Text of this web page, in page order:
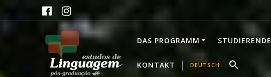
to
DAS PROGRAMM STUDIERENDE
KONTAKT DEUTSCH